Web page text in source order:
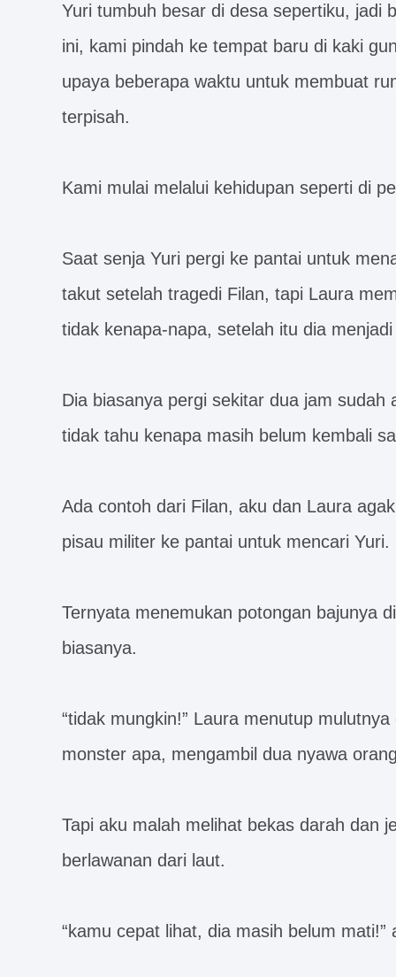
Yuri tumbuh besar di desa sepertiku, jadi
ini, kami pindah ke tempat baru di kaki
upaya beberapa waktu untuk membuat
terpisah.
Kami mulai melalui kehidupan seperti di
Saat senja Yuri pergi ke pantai untuk
takut setelah tragedi Filan, tapi Laura
tidak kenapa-napa, setelah itu dia
Dia biasanya pergi sekitar dua jam sudah
tidak tahu kenapa masih belum kembali
Ada contoh dari Filan, aku dan Laura
pisau militer ke pantai untuk mencari Yuri.
Ternyata menemukan potongan bajunya
biasanya.
“tidak mungkin!” Laura menutup
monster apa, mengambil dua nyawa
Tapi aku malah melihat bekas darah dan
berlawanan dari laut.
“kamu cepat lihat, dia masih belum